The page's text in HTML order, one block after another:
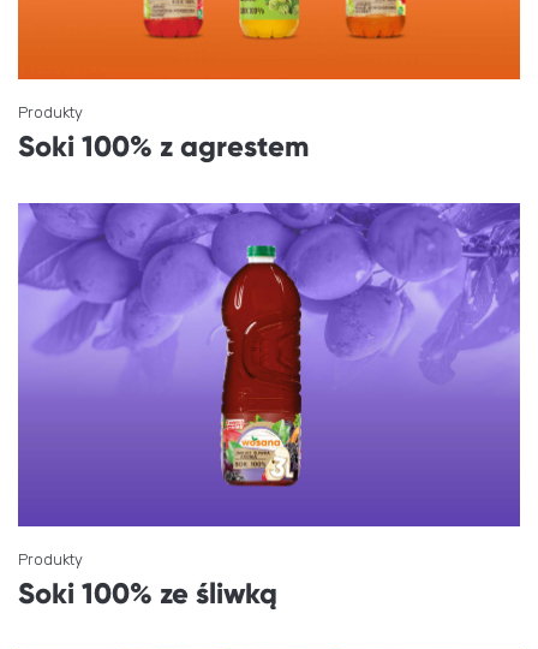
Produkty
Soki 100% z agrestem
Produkty
Soki 100% ze śliwką